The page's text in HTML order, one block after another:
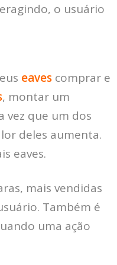
JOBS
o usuário
eaves comprar e
, montar um
vez que um dos
deles aumenta.
eaves.
mais vendidas
Também é
uma ação